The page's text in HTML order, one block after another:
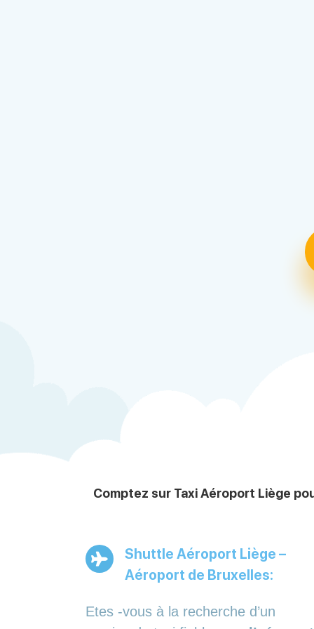
Comptez sur Taxi Aéroport Liège
Shuttle Aéroport Liège –
Aéroport de Bruxelles:
Etes -vous à la recherche d’un